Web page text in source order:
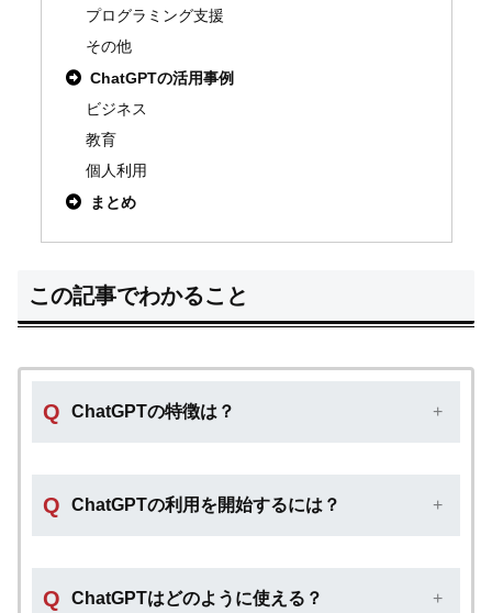
プログラミング支援
その他
ChatGPTの活用事例
ビジネス
教育
個人利用
まとめ
この記事でわかること
Q ChatGPTの特徴は？
Q ChatGPTの利用を開始するには？
Q ChatGPTはどのように使える？